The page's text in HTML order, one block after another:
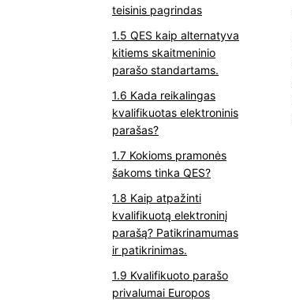
teisinis pagrindas
QES kaip alternatyva
kitiems skaitmeninio
parašo standartams.
Kada reikalingas
kvalifikuotas elektroninis
parašas?
Kokioms pramonės
šakoms tinka QES?
Kaip atpažinti
kvalifikuotą elektroninį
parašą? Patikrinamumas
ir patikrinimas.
Kvalifikuoto parašo
privalumai Europos